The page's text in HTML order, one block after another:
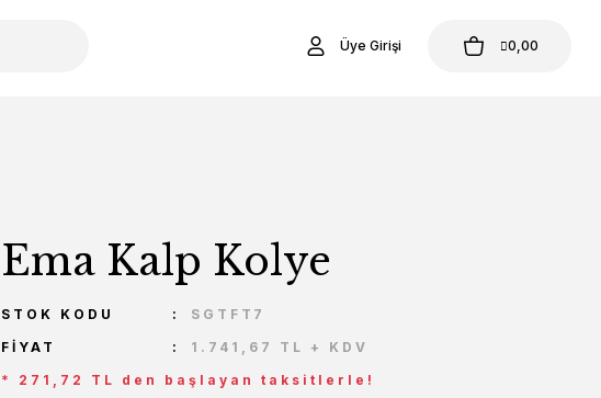
Üye Girişi 0,00
Ema Kalp Kolye
STOK KODU
SGTFT7
FIYAT
1.741,67 TL + KDV
* 271,72 TL den başlayan taksitlerle!